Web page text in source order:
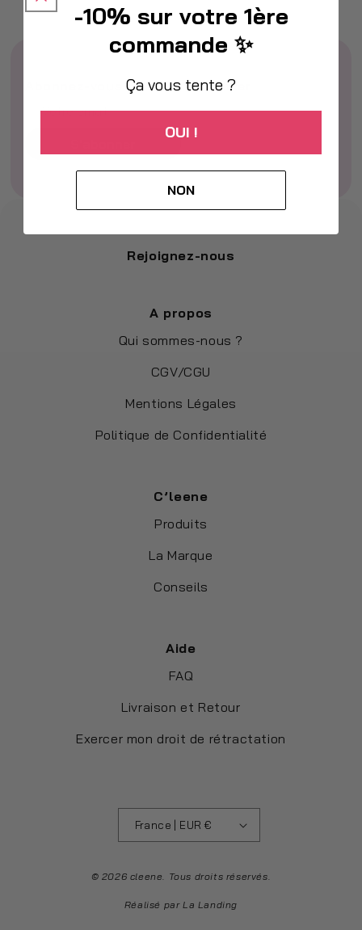
Abonnez-vous à notre newsletter
Rejoignez-nous
A propos
Qui sommes-nous ?
CGV/CGU
Mentions Légales
Politique de Confidentialité
C’leene
Produits
La Marque
Conseils
Aide
FAQ
Livraison et Retour
Exercer mon droit de rétractation
France | EUR €
© 2026 cleene. Tous droits réservés.
Réalisé parLa Landing
-10% sur votre 1ère
commande ✨
Ça vous tente ?
OUI !
NON